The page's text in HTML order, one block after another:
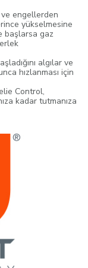
engellerden
yükselmesine
başlarsa gaz
algılar ve
hızlanması için
Control,
kadar tutmanıza